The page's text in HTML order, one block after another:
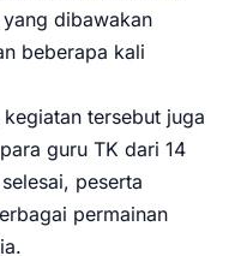
dibawakan
beberapa kali
tersebut juga
guru TK dari 14
peserta
permainan